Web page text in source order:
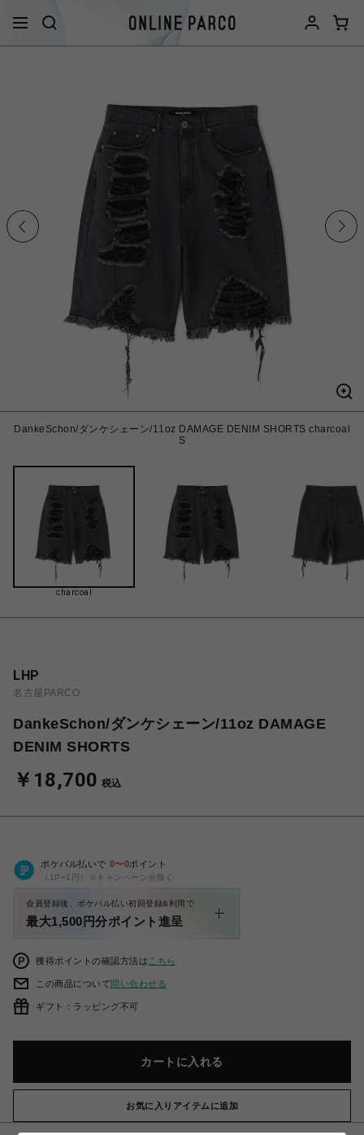
DankeSchon/ダンケシェーン/11oz DAMAGE DENIM SHORTS charcoal
S
charcoal
LHP
名古屋PARCO
DankeSchon/ダンケシェーン/11oz DAMAGE
DENIM SHORTS
￥18,700 税込
ポケパル払いで 0〜0ポイント
（1P=1円）※キャンペーン分除く
会員登録後、ポケパル払い初回登録&利用で
最大1,500円分ポイント進呈
獲得ポイントの確認方法は こちら
この商品について問い合わせる
ギフト：ラッピング不可
カートに入れる
お気に入りアイテムに追加